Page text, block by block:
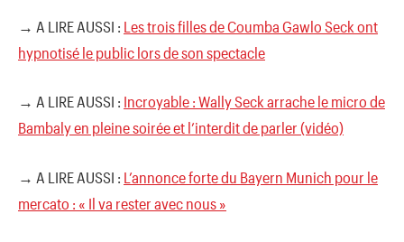
→ A LIRE AUSSI : Les trois filles de Coumba Gawlo Seck ont
hypnotisé le public lors de son spectacle
→ A LIRE AUSSI : Incroyable : Wally Seck arrache le micro de
Bambaly en pleine soirée et l’interdit de parler (vidéo)
→ A LIRE AUSSI : L’annonce forte du Bayern Munich pour le
mercato : « Il va rester avec nous »